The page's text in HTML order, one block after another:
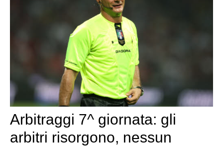
Arbitraggi 7^ giornata: gli
arbitri risorgono, nessun